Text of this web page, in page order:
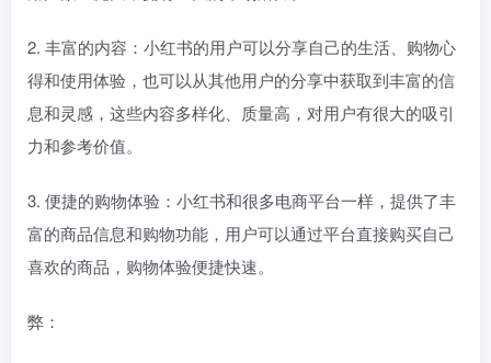
2. 丰富的内容：小红书的用户可以分享自己的生活、购物心
得和使用体验，也可以从其他用户的分享中获取到丰富的信
息和灵感，这些内容多样化、质量高，对用户有很大的吸引
力和参考价值。
3. 便捷的购物体验：小红书和很多电商平台一样，提供了丰
富的商品信息和购物功能，用户可以通过平台直接购买自己
喜欢的商品，购物体验便捷快速。
弊：